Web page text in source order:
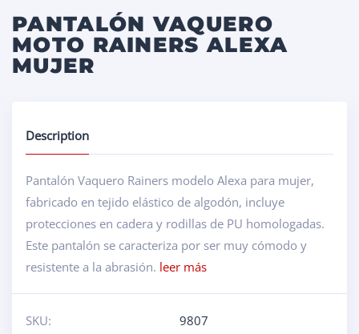
PANTALÓN VAQUERO
MOTO RAINERS ALEXA
MUJER
Description
Pantalón Vaquero Rainers modelo Alexa para mujer,
fabricado en tejido elástico de algodón, incluye
protecciones en cadera y rodillas de PU homologadas.
Este pantalón se caracteriza por ser muy cómodo y
resistente a la abrasión. leer más
SKU:
9807